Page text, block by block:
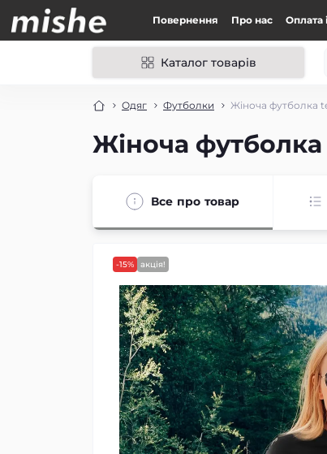
Повернення Про нас Оплата
Каталог товарів
Одяг Футболки Жіноча футболка
Жіноча
Все про товар
-15% акція!